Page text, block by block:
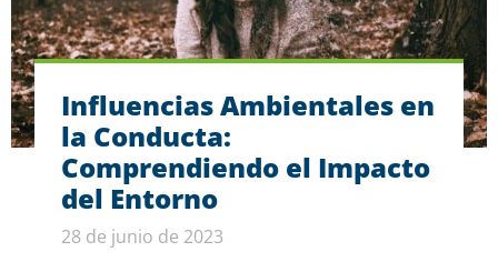
Influencias Ambientales en
la Conducta:
Comprendiendo el Impacto
del Entorno
28 de junio de 2023